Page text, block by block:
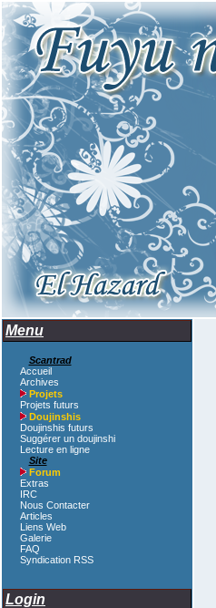
Menu
Scantrad
Accueil
Archives
Projets
Projets futurs
Doujinshis
Doujinshis futurs
Suggérer un doujinshi
Lecture en ligne
Site
Forum
Extras
IRC
Nous Contacter
Articles
Liens Web
Galerie
FAQ
Syndication RSS
Login